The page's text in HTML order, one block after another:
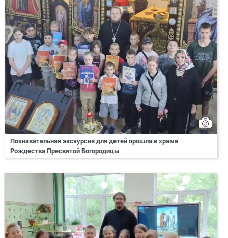
Познавательная экскурсия для детей прошла в храме
Рождества Пресвятой Богородицы